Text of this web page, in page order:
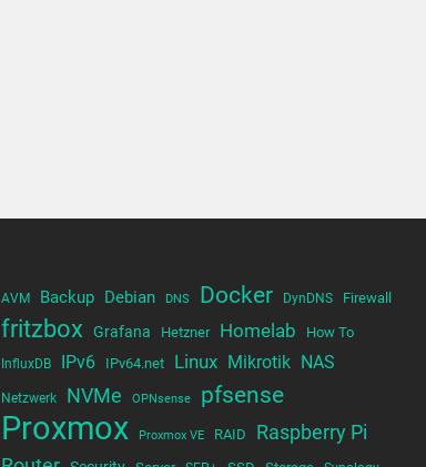
AVM Backup Debian DNS Docker DynDNS Firewall
fritzbox Grafana Hetzner Homelab How To
InfluxDB IPv6 IPv64.net Linux Mikrotik NAS
Netzwerk NVMe OPNsense pfsense
Proxmox Proxmox VE RAID
Raspberry Pi